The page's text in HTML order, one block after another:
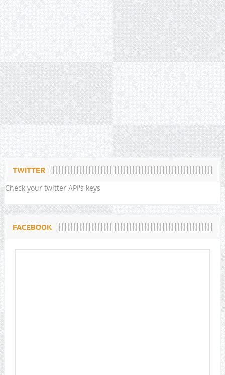
TWITTER
Check your twitter API's keys
FACEBOOK